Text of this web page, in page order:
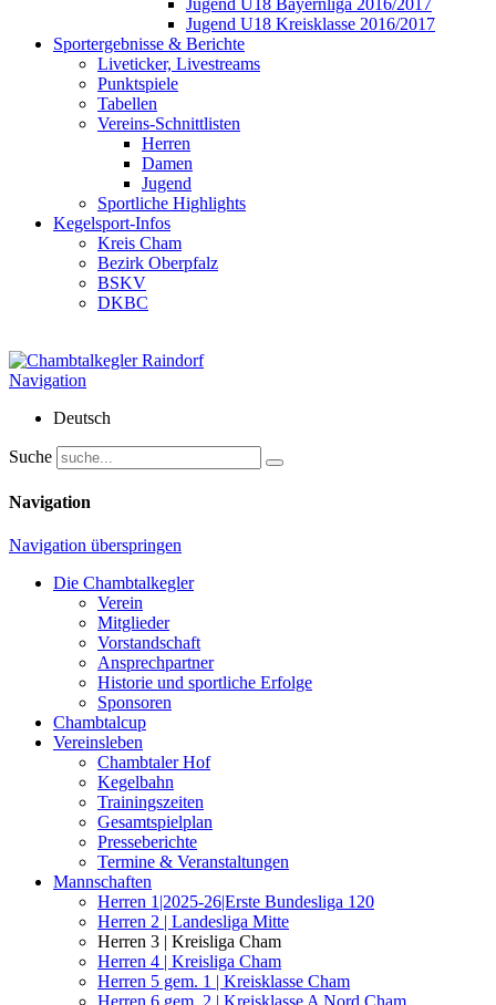
Jugend U18 Kreisklasse 2016/2017
Sportergebnisse & Berichte
Liveticker, Livestreams
Punktspiele
Tabellen
Vereins-Schnittlisten
Herren
Damen
Jugend
Sportliche Highlights
Kegelsport-Infos
Kreis Cham
Bezirk Oberpfalz
BSKV
DKBC
Navigation
Deutsch
Suche
Navigation
Navigation überspringen
Die Chambtalkegler
Verein
Mitglieder
Vorstandschaft
Ansprechpartner
Historie und sportliche Erfolge
Sponsoren
Chambtalcup
Vereinsleben
Chambtaler Hof
Kegelbahn
Trainingszeiten
Gesamtspielplan
Presseberichte
Termine & Veranstaltungen
Mannschaften
Herren 1|2025-26|Erste Bundesliga 120
Herren 2 | Landesliga Mitte
Herren 3 | Kreisliga Cham
Herren 4 | Kreisliga Cham
Herren 5 gem. 1 | Kreisklasse Cham